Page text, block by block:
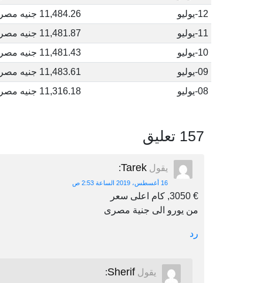
12-يوليو
11,484.26 جنيه مصري
11-يوليو
11,481.87 جنيه مصري
10-يوليو
11,481.43 جنيه مصري
09-يوليو
11,483.61 جنيه مصري
08-يوليو
11,316.18 جنيه مصري
157 تعليق
يقول Tarek
:
16 أغسطس، 2019 الساعة 2:53 ص
€ 3050, كام اعلى سعر
من يورو الى جنية مصرى
رد
يقول Sherif
: